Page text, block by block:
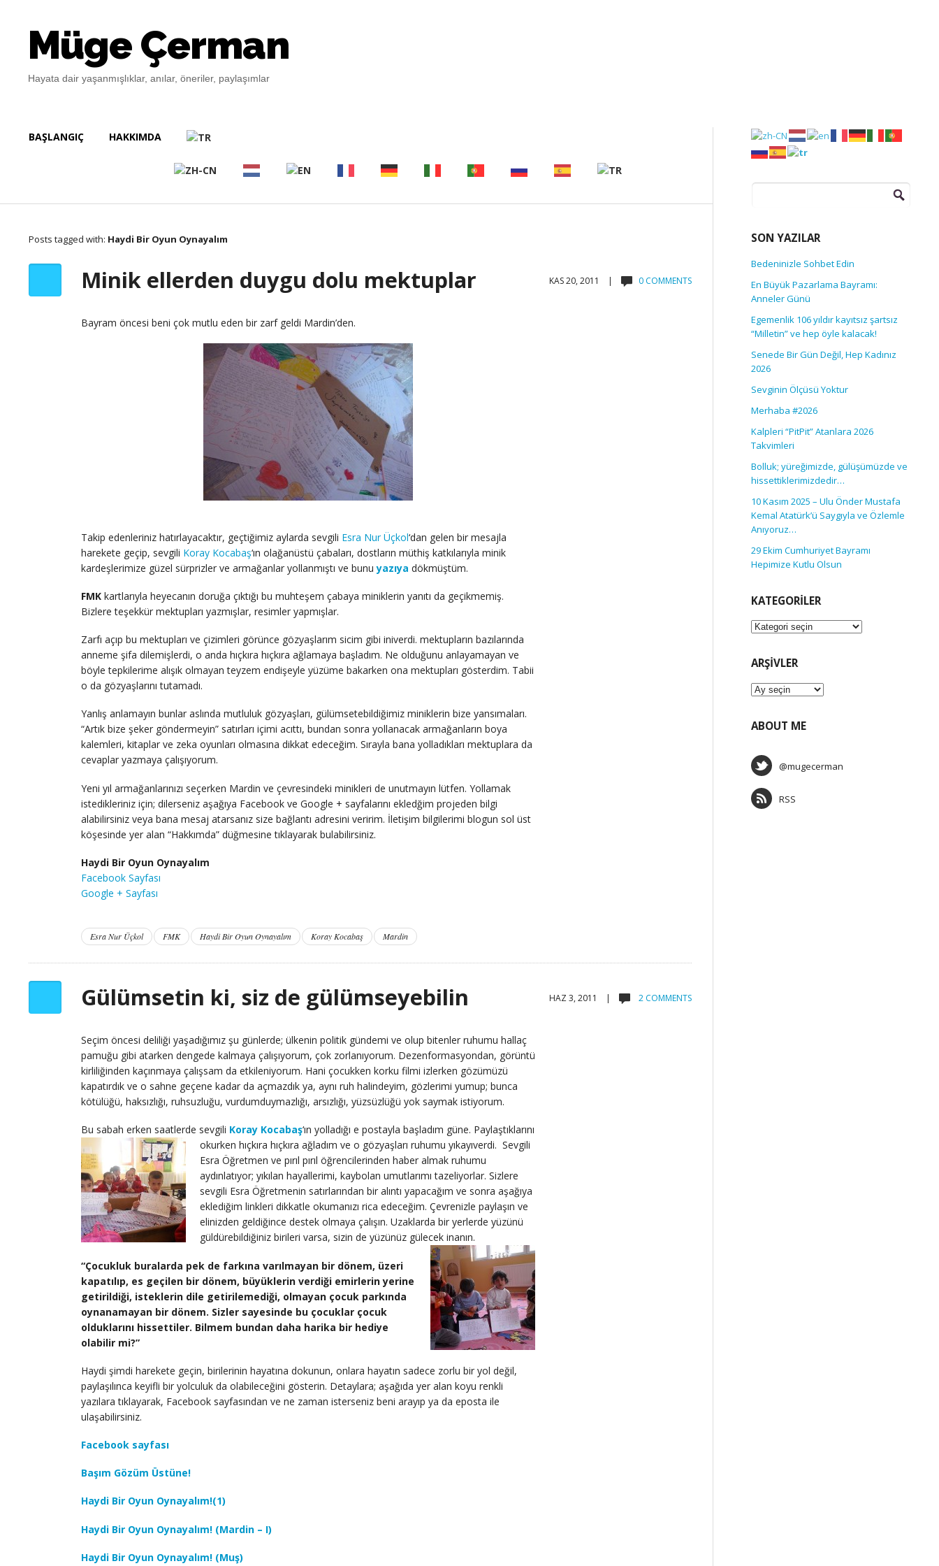
Müge Çerman
Hayata dair yaşanmışlıklar, anılar, öneriler, paylaşımlar
BAŞLANGIÇ HAKKIMDA
Posts tagged with: Haydi Bir Oyun Oynayalım
KAS 20, 2011 | 0 COMMENTS
Minik ellerden duygu dolu mektuplar
Bayram öncesi beni çok mutlu eden bir zarf geldi Mardin’den.
Takip edenleriniz hatırlayacaktır, geçtiğimiz aylarda sevgili Esra Nur Üçkol‘dan gelen bir mesajla
harekete geçip, sevgili Koray Kocabaş‘ın olağanüstü çabaları, dostların müthiş katkılarıyla minik
kardeşlerimize güzel sürprizler ve armağanlar yollanmıştı ve bunuyazıya dökmüştüm.
FMKkartlarıyla heyecanın doruğa çıktığı bu muhteşem çabaya miniklerin yanıtı da geçikmemiş.
Bizlere teşekkür mektupları yazmışlar, resimler yapmışlar.
Zarfı açıp bu mektupları ve çizimleri görünce gözyaşlarım sicim gibi iniverdi. mektupların bazılarında
anneme şifa dilemişlerdi, o anda hıçkıra hıçkıra ağlamaya başladım. Ne olduğunu anlayamayan ve
böyle tepkilerime alışık olmayan teyzem endişeyle yüzüme bakarken ona mektupları gösterdim. Tabii
o da gözyaşlarını tutamadı.
Yanlış anlamayın bunlar aslında mutluluk gözyaşları, gülümsetebildiğimiz miniklerin bize yansımaları.
“Artık bize şeker göndermeyin” satırları içimi acıttı, bundan sonra yollanacak armağanların boya
kalemleri, kitaplar ve zeka oyunları olmasına dikkat edeceğim. Sırayla bana yolladıkları mektuplara da
cevaplar yazmaya çalışıyorum.
Yeni yıl armağanlarınızı seçerken Mardin ve çevresindeki minikleri de unutmayın lütfen. Yollamak
istedikleriniz için; dilerseniz aşağıya Facebook ve Google + sayfalarını ekledğim projeden bilgi
alabilirsiniz veya bana mesaj atarsanız size bağlantı adresini veririm. İletişim bilgilerimi blogun sol üst
köşesinde yer alan “Hakkımda” düğmesine tıklayarak bulabilirsiniz.
Haydi Bir Oyun Oynayalım
Facebook Sayfası
Google + Sayfası
Esra Nur Üçkol FMK Haydi Bir Oyun Oynayalım Koray Kocabaş Mardin
HAZ 3, 2011 | 2 COMMENTS
Gülümsetin ki, siz de gülümseyebilin
Seçim öncesi deliliği yaşadığımız şu günlerde; ülkenin politik gündemi ve olup bitenler ruhumu hallaç
pamuğu gibi atarken dengede kalmaya çalışıyorum, çok zorlanıyorum. Dezenformasyondan, görüntü
kirliliğinden kaçınmaya çalışsam da etkileniyorum. Hani çocukken korku filmi izlerken gözümüzü
kapatırdık ve o sahne geçene kadar da açmazdık ya, aynı ruh halindeyim, gözlerimi yumup; bunca
kötülüğü, haksızlığı, ruhsuzluğu, vurdumduymazlığı, arsızlığı, yüzsüzlüğü yok saymak istiyorum.
Bu sabah erken saatlerde sevgili Koray Kocabaş‘ın yolladığı e postayla başladım güne. Paylaştıklarını
okurken hıçkıra hıçkıra ağladım ve o gözyaşları ruhumu yıkayıverdi. Sevgili
Esra Öğretmen ve pırıl pırıl öğrencilerinden haber almak ruhumu
aydınlatıyor; yıkılan hayallerimi, kaybolan umutlarımı tazeliyorlar. Sizlere
sevgili Esra Öğretmenin satırlarından bir alıntı yapacağım ve sonra aşağıya
eklediğim linkleri dikkatle okumanızı rica edeceğim. Çevrenizle paylaşın ve
elinizden geldiğince destek olmaya çalışın. Uzaklarda bir yerlerde yüzünü
güldürebildiğiniz birileri varsa, sizin de yüzünüz gülecek inanın.
“Çocukluk buralarda pek de farkına varılmayan bir dönem, üzeri
kapatılıp, es geçilen bir dönem, büyüklerin verdiği emirlerin yerine
getirildiği, isteklerin dile getirilemediği, olmayan çocuk parkında
oynanamayan bir dönem. Sizler sayesinde bu çocuklar çocuk
olduklarını hissettiler. Bilmem bundan daha harika bir hediye
olabilir mi?”
Haydi şimdi harekete geçin, birilerinin hayatına dokunun, onlara hayatın sadece zorlu bir yol değil,
paylaşılınca keyifli bir yolculuk da olabileceğini gösterin. Detaylara; aşağıda yer alan koyu renkli
yazılara tıklayarak, Facebook sayfasından ve ne zaman isterseniz beni arayıp ya da eposta ile
ulaşabilirsiniz.
Facebook sayfası
Başım Gözüm Üstüne!
Haydi Bir Oyun Oynayalım!(1)
Haydi Bir Oyun Oynayalım! (Mardin – I)
Haydi Bir Oyun Oynayalım! (Muş)
Arama:
SON YAZILAR
Bedeninizle Sohbet Edin
En Büyük Pazarlama Bayramı:
Anneler Günü
Egemenlik 106 yıldır kayıtsız şartsız
“Milletin” ve hep öyle kalacak!
Senede Bir Gün Değil, Hep Kadınız
2026
Sevginin Ölçüsü Yoktur
Merhaba #2026
Kalpleri “PitPit” Atanlara 2026
Takvimleri
Bolluk; yüreğimizde, gülüşümüzde ve
hissettiklerimizdedir…
10 Kasım 2025 – Ulu Önder Mustafa
Kemal Atatürk’ü Saygıyla ve Özlemle
Anıyoruz…
29 Ekim Cumhuriyet Bayramı
Hepimize Kutlu Olsun
KATEGORILER
Kategoriler
ARŞIVLER
Arşivler
ABOUT ME
@mugecerman
RSS